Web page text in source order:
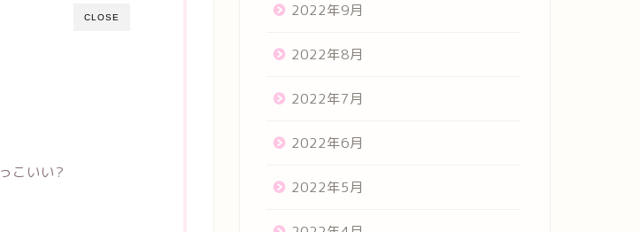
CLOSE
こいい?
2022年9月
2022年8月
2022年7月
2022年6月
2022年5月